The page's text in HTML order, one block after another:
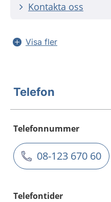
Kontakta oss
Visa fler
Telefon
Telefonnummer
08-123 670 60
Telefontider